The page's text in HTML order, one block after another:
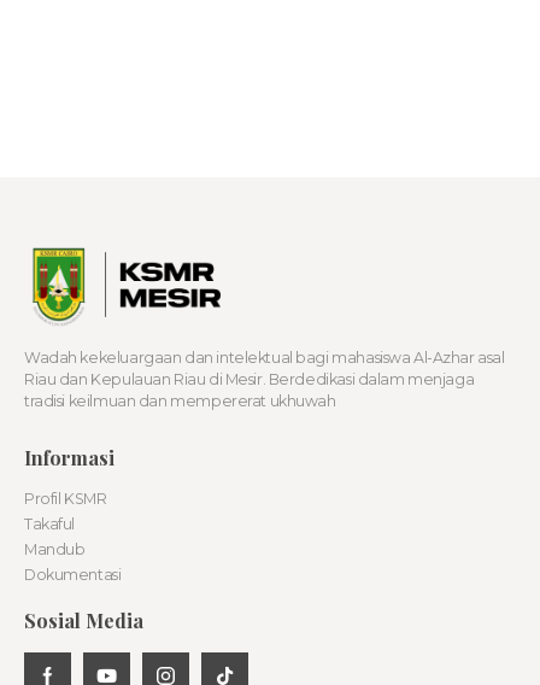
Wadah kekeluargaan dan intelektual bagi mahasiswa Al-Azhar asal
Riau dan Kepulauan Riau di Mesir. Berdedikasi dalam menjaga
tradisi keilmuan dan mempererat ukhuwah
Informasi
Profil KSMR
Takaful
Mandub
Dokumentasi
Sosial Media